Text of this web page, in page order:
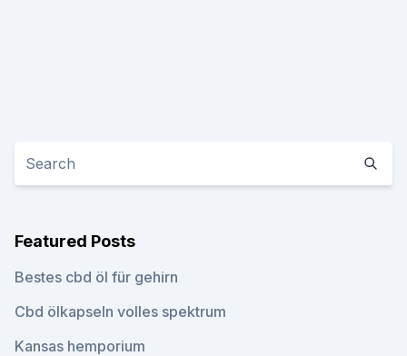
Featured Posts
Bestes cbd öl für gehirn
Cbd ölkapseln volles spektrum
Kansas hemporium